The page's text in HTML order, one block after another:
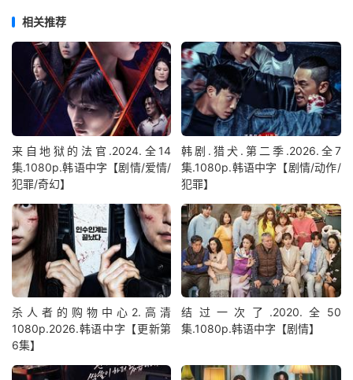
相关推荐
来自地狱的法官.2024.全14
集.1080p.韩语中字【剧情/爱情/
犯罪/奇幻】
韩剧.猎犬.第二季.2026.全7
集.1080p.韩语中字【剧情/动作/
犯罪】
杀人者的购物中心2.高清
1080p.2026.韩语中字【更新第
6集】
结过一次了.2020.全50
集.1080p.韩语中字【剧情】